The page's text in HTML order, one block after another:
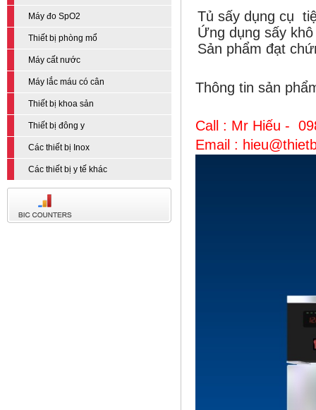
Máy đo SpO2
Thiết bị phòng mổ
Máy cất nước
Máy lắc máu có cân
Thiết bị khoa sản
Thiết bị đông y
Các thiết bị Inox
Các thiết bị y tế khác
Tủ sấy dụng cụ
Ứng dụng sấy
Sản phẩm đạt
Thông tin sản
Call : Mr Hiếu -
Email :